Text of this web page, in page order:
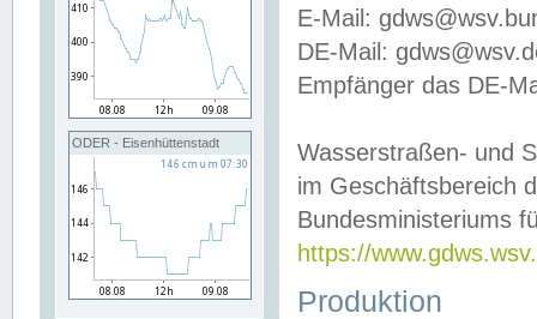
ODER - Eisenhüttenstadt
E-Mail:
DE-Mail:
Empfänger das DE-
Wasserstraßen- und
im Geschäftsbereich
Bundesministeriums
https://
Produktion